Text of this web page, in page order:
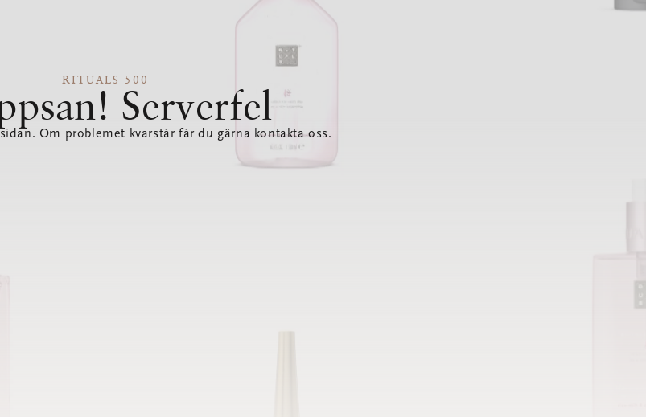
RITUALS 500
Serverfel
Om problemet kvarstår får du gärna kontakta oss.